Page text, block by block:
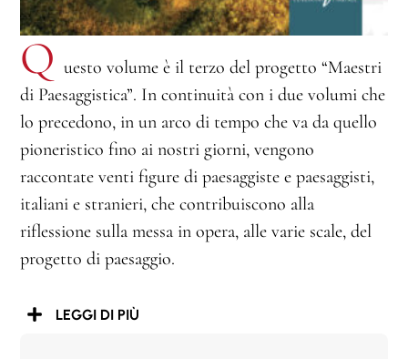
Q uesto volume è il terzo del progetto “Maestri
di Paesaggistica”. In continuità con i due volumi che
lo precedono, in un arco di tempo che va da quello
pioneristico fino ai nostri giorni, vengono
raccontate venti figure di paesaggiste e paesaggisti,
italiani e stranieri, che contribuiscono alla
riflessione sulla messa in opera, alle varie scale, del
progetto di paesaggio.
LEGGI DI PIÙ